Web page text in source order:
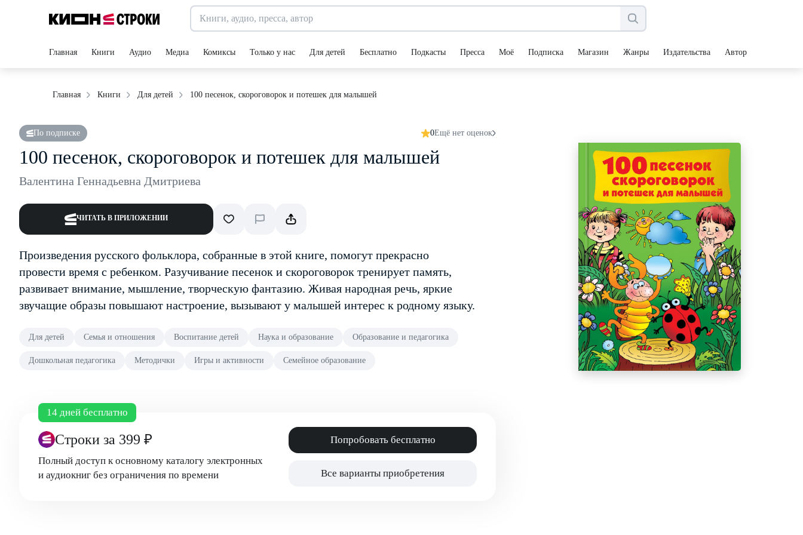
Главная Книги Аудио Медиа Комиксы Только у нас Для детей Бесплатно Подкасты Пресса Моё Подписка Магазин Жанры Издательства Авторы
Главная Книги Для детей 100 песенок, скороговорок и потешек для малышей
По подписке 0Ещё нет оценок
100 песенок, скороговорок и потешек для малышей
Валентина Геннадьевна Дмитриева
ЧИТАТЬ В ПРИЛОЖЕНИИ
Произведения русского фольклора, собранные в этой книге, помогут прекрасно
провести время с ребенком. Разучивание песенок и скороговорок тренирует память,
развивает внимание, мышление, творческую фантазию. Живая народная речь, яркие
звучащие образы повышают настроение, вызывают у малышей интерес к родному языку.
Для детей Семья и отношения Воспитание детей Наука и образование Образование и педагогика
Дошкольная педагогика Методички Игры и активности Семейное образование
14 дней бесплатно
Строки за 399 ₽
Полный доступ к основному каталогу электронных
и аудиокниг без ограничения по времени
Попробовать бесплатно
Все варианты приобретения